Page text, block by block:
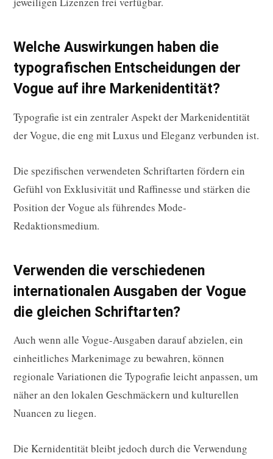
Welche Auswirkungen haben die
typografischen Entscheidungen der
Vogue auf ihre Markenidentität?
Typografie ist ein zentraler Aspekt der Markenidentität
der Vogue, die eng mit Luxus und Eleganz verbunden ist.
Die spezifischen verwendeten Schriftarten fördern ein
Gefühl von Exklusivität und Raffinesse und stärken die
Position der Vogue als führendes Mode-
Redaktionsmedium.
Verwenden die verschiedenen
internationalen Ausgaben der Vogue
die gleichen Schriftarten?
Auch wenn alle Vogue-Ausgaben darauf abzielen, ein
einheitliches Markenimage zu bewahren, können
regionale Variationen die Typografie leicht anpassen, um
näher an den lokalen Geschmäckern und kulturellen
Nuancen zu liegen.
Die Kernidentität bleibt jedoch durch die Verwendung